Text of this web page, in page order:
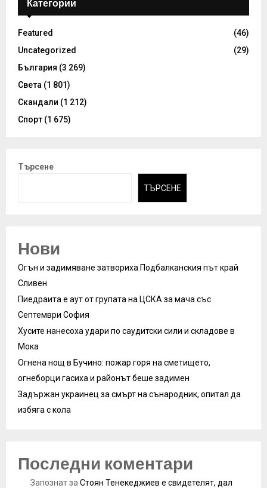
Категории
Featured
(46)
Uncategorized
(29)
България (3 269)
Света (1 801)
Скандали (1 212)
Спорт (1 675)
Търсене
ТЪРСЕНЕ
Нови
Огън и задимяване затвориха Подбалканския път край
Сливен
Пиедраита е аут от групата на ЦСКА за мача със
Септември София
Хусите нанесоха удари по саудитски сили и складове в
Мока
Огнена нощ в Бучино: пожар горя на сметището,
огнеборци гасиха и районът беше задимен
Задържан украинец за смърт на сънародник, опитал да
избяга с кола
Последни коментари
Запознатза Стоян Тенекеджиев е свидетелят, дал